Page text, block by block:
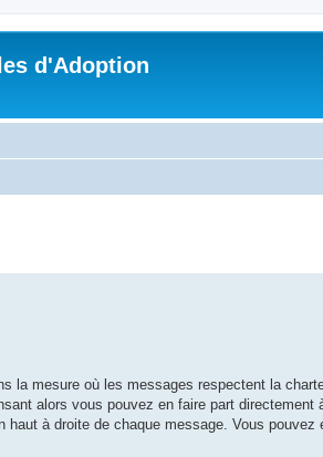
d'Adoption
la mesure où les messages respectent la
alors vous pouvez en faire part
à droite de chaque message. Vous pouvez